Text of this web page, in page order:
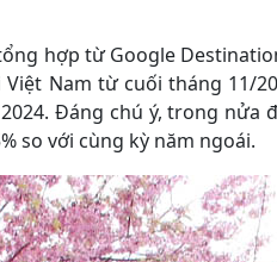
hợp từ Google
Nam từ cuối tháng 11/
Đáng chú ý, trong nửa
so với cùng kỳ năm ngoái.